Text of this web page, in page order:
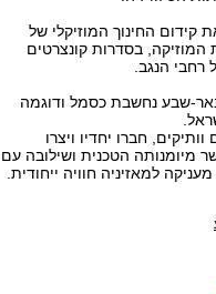
קידום החינוך המוזיקלי של
המוזיקה, בסדרות קונצרטים
רחבי הנגב.
שבע נחשבת כסמל ודוגמה
חברו יחדיו ויצרו
מיומנותה הטכנית ושילובה עם
למאזיניה חוויה ייחודית.